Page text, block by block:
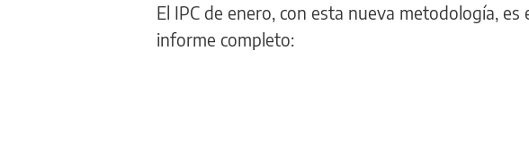
El IPC de enero, con esta nueva metodología,
informe completo: